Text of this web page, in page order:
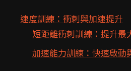
速度訓練：衝刺與加速提升
短距離衝刺訓練：提升最
加速能力訓練：快速啟動